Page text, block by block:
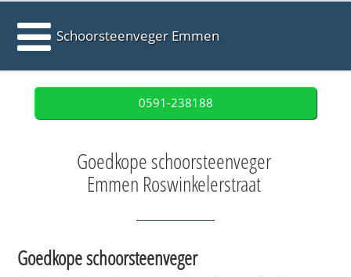
Schoorsteenveger Emmen
0591-238188
Goedkope schoorsteenveger
Emmen Roswinkelerstraat
Goedkope schoorsteenveger